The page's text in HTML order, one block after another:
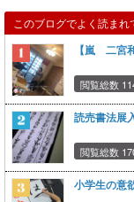
このブログでよく読まれ
【嵐 二宮
閲覧総数
読売書法展
閲覧総数
小学生の意